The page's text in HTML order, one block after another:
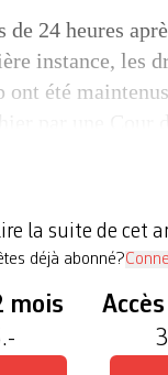
de 24 heures
instance, les
ont été maintenus
ses […]
la suite de cet
déjà abonné?
mois